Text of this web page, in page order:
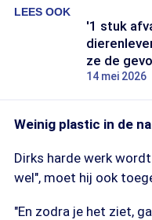
LEES OOK
'1 stuk
ze de
14 mei 2026
Weinig plastic in de
Dirks harde werk
wel", moet hij ook
"En zodra je het ziet,